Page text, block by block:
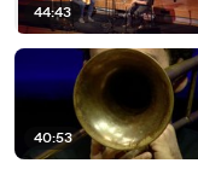
44:43
40:53